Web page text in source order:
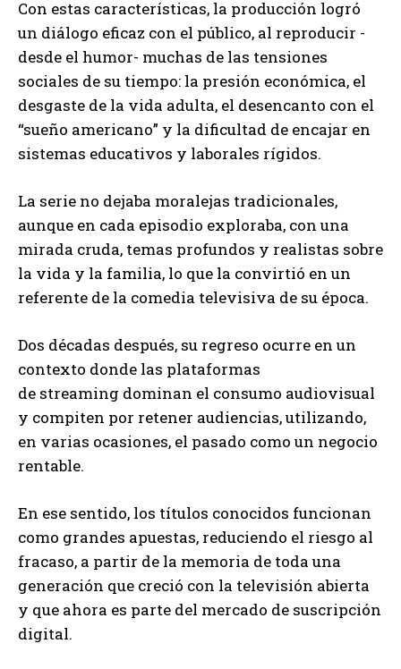
Con estas características, la producción logró
un diálogo eficaz con el público, al reproducir -
desde el humor- muchas de las tensiones
sociales de su tiempo: la presión económica, el
desgaste de la vida adulta, el desencanto con el
“sueño americano” y la dificultad de encajar en
sistemas educativos y laborales rígidos.
La serie no dejaba moralejas tradicionales,
aunque en cada episodio exploraba, con una
mirada cruda, temas profundos y realistas sobre
la vida y la familia, lo que la convirtió en un
referente de la comedia televisiva de su época.
Dos décadas después, su regreso ocurre en un
contexto donde las plataformas
de streaming dominan el consumo audiovisual
y compiten por retener audiencias, utilizando,
en varias ocasiones, el pasado como un negocio
rentable.
En ese sentido, los títulos conocidos funcionan
como grandes apuestas, reduciendo el riesgo al
fracaso, a partir de la memoria de toda una
generación que creció con la televisión abierta
y que ahora es parte del mercado de suscripción
digital.